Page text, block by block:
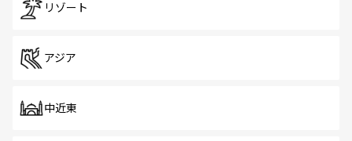
リゾート
アジア
中近東